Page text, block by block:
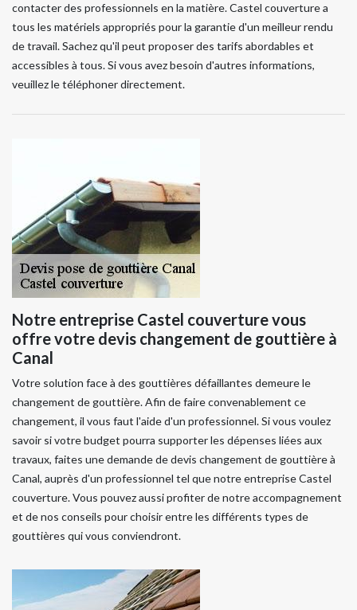
contacter des professionnels en la matière. Castel couverture a
tous les matériels appropriés pour la garantie d'un meilleur rendu
de travail. Sachez qu'il peut proposer des tarifs abordables et
accessibles à tous. Si vous avez besoin d'autres informations,
veuillez le téléphoner directement.
Notre entreprise Castel couverture vous
offre votre devis changement de gouttière à
Canal
Votre solution face à des gouttières défaillantes demeure le
changement de gouttière. Afin de faire convenablement ce
changement, il vous faut l'aide d'un professionnel. Si vous voulez
savoir si votre budget pourra supporter les dépenses liées aux
travaux, faites une demande de devis changement de gouttière à
Canal, auprès d'un professionnel tel que notre entreprise Castel
couverture. Vous pouvez aussi profiter de notre accompagnement
et de nos conseils pour choisir entre les différents types de
gouttières qui vous conviendront.